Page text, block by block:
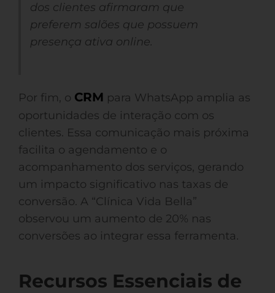
dos clientes afirmaram que
preferem salões que possuem
presença ativa online.
Por fim, o CRM para WhatsApp amplia as
oportunidades de interação com os
clientes. Essa comunicação mais próxima
facilita o agendamento e o
acompanhamento dos serviços, gerando
um impacto significativo nas taxas de
conversão. A “Clínica Vida Bella”
observou um aumento de 20% nas
conversões ao integrar essa ferramenta.
Recursos Essenciais de